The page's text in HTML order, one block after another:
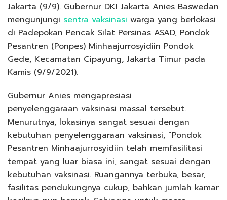
Jakarta (9/9). Gubernur DKI Jakarta Anies Baswedan
mengunjungi sentra vaksinasi warga yang berlokasi
di Padepokan Pencak Silat Persinas ASAD, Pondok
Pesantren (Ponpes) Minhaajurrosyidiin Pondok
Gede, Kecamatan Cipayung, Jakarta Timur pada
Kamis (9/9/2021).
Gubernur Anies mengapresiasi
penyelenggaraan vaksinasi massal tersebut.
Menurutnya, lokasinya sangat sesuai dengan
kebutuhan penyelenggaraan vaksinasi, “Pondok
Pesantren Minhaajurrosyidiin telah memfasilitasi
tempat yang luar biasa ini, sangat sesuai dengan
kebutuhan vaksinasi. Ruangannya terbuka, besar,
fasilitas pendukungnya cukup, bahkan jumlah kamar